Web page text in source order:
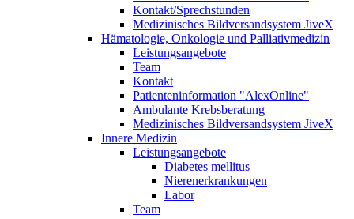
Kontakt/Sprechstunden
Medizinisches Bildversandsystem JiveX
Hämatologie, Onkologie und Palliativmedizin
Leistungsangebote
Team
Kontakt
Patienteninformation "AlexOnline"
Ambulante Krebsberatung
Medizinisches Bildversandsystem JiveX
Innere Medizin
Leistungsangebote
Diabetes mellitus
Nierenerkrankungen
Labor
Team